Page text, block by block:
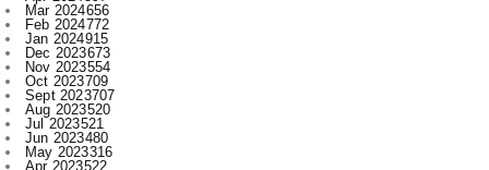
Nov 2023554
Oct 2023709
Sept 2023707
Aug 2023520
Jul 2023521
Jun 2023480
May 2023316
Apr 2023522
Mar 2023593
Feb 2023607
Jan 2023743
Dec 2022730